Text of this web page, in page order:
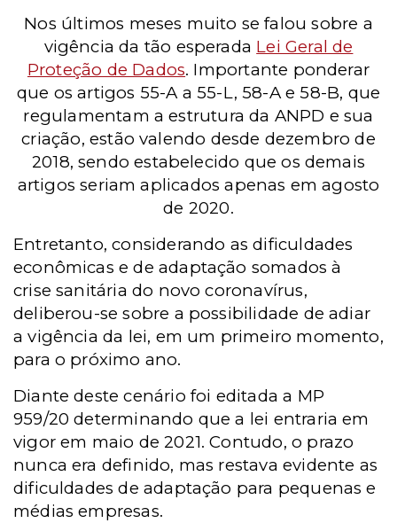
Nos últimos meses muito se falou sobre a
vigência da tão esperada Lei Geral de
Proteção de Dados. Importante ponderar
que os artigos 55-A a 55-L, 58-A e 58-B, que
regulamentam a estrutura da ANPD e sua
criação, estão valendo desde dezembro de
2018, sendo estabelecido que os demais
artigos seriam aplicados apenas em agosto
de 2020.
Entretanto, considerando as dificuldades
econômicas e de adaptação somados à
crise sanitária do novo coronavírus,
deliberou-se sobre a possibilidade de adiar
a vigência da lei, em um primeiro momento,
para o próximo ano.
Diante deste cenário foi editada a MP
959/20 determinando que a lei entraria em
vigor em maio de 2021. Contudo, o prazo
nunca era definido, mas restava evidente as
dificuldades de adaptação para pequenas e
médias empresas.